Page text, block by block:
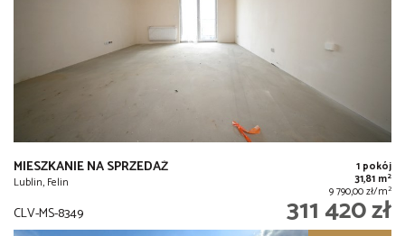
MIESZKANIE NA SPRZEDAŻ
Lublin, Felin
1 pokój
31,81 m2
9 790,00 zł/m2
CLV-MS-8349 311 420 zł